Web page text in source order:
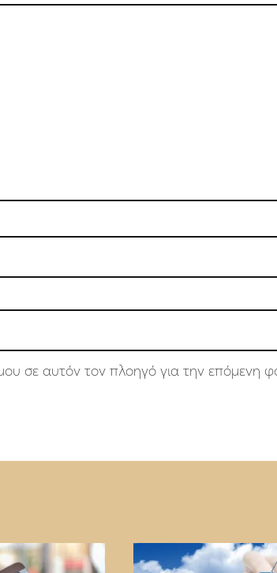
σε αυτόν τον πλοηγό για την επόμενη